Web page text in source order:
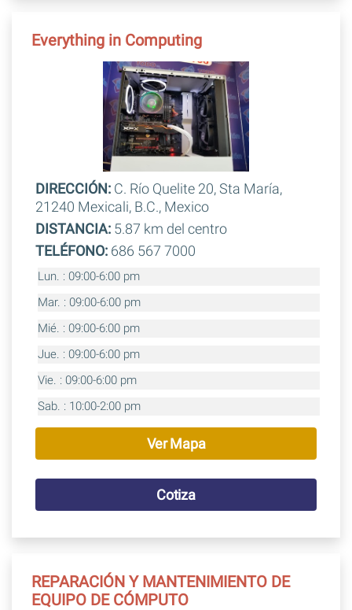
Everything in Computing
DIRECCIÓN:C. Río Quelite 20, Sta María,
21240 Mexicali, B.C., Mexico
DISTANCIA:5.87 km del centro
TELÉFONO:686 567 7000
Lun. : 09:00-6:00 pm
Mar. : 09:00-6:00 pm
Mié. : 09:00-6:00 pm
Jue. : 09:00-6:00 pm
Vie. : 09:00-6:00 pm
Sab. : 10:00-2:00 pm
Ver Mapa
Cotiza
REPARACIÓN Y MANTENIMIENTO DE
EQUIPO DE CÓMPUTO